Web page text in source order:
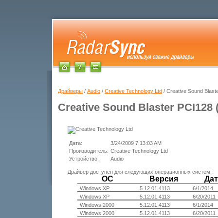
Драйверы / Audio / Creative Technology Ltd / Creative Sound
Creative Sound Blaster PCI128
Дата:
3/24/2009 7:13:03 AM
Производитель: Creative Technology Ltd
Устройство:
Audio
Драйвер доступен для следующих операционных систем:
ОС Версия
Windows XP 5.12.01.4113
6/1/2014
Windows XP
5.12.01.4113
6/20/2011
Windows 2000
5.12.01.4113
6/1/2014
Windows 2000
5.12.01.4113 6/20/2011